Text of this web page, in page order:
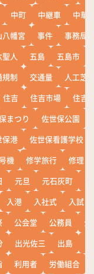
中町 中継車
中華
八幡宮 事件
事務局
人 五島 五島市
規制 交通量
人工芝
住吉 住吉市場
住吉
まつり 佐世保公園
保港
佐世保看護学校
機 修学旅行
修理
元旦 元石灰町
入港 入社式
入試
公会堂 公務員
公
出光佐三 出島
利用者 労働組合